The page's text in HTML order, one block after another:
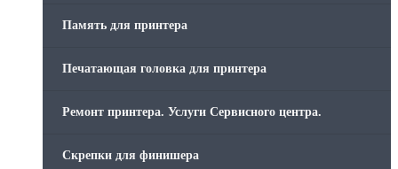
Память для принтера
Печатающая головка для принтера
Ремонт принтера. Услуги Сервисного центра.
Скрепки для финишера